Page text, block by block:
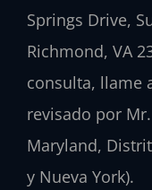
Springs Drive,
Richmond, VA
consulta, llame
revisado por
Maryland,
y Nueva York).